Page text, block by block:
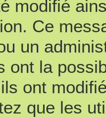
modifié
Ce
un
ont la
ont
que les